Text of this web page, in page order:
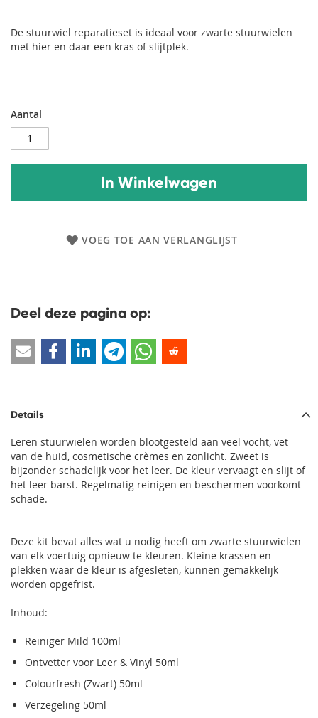
De stuurwiel reparatieset is ideaal voor zwarte stuurwielen
met hier en daar een kras of slijtplek.
Aantal
In Winkelwagen
VOEG TOE AAN VERLANGLIJST
Deel deze pagina op:
Details
Leren stuurwielen worden blootgesteld aan veel vocht, vet
van de huid, cosmetische crèmes en zonlicht. Zweet is
bijzonder schadelijk voor het leer. De kleur vervaagt en slijt of
het leer barst. Regelmatig reinigen en beschermen voorkomt
schade.
Deze kit bevat alles wat u nodig heeft om zwarte stuurwielen
van elk voertuig opnieuw te kleuren. Kleine krassen en
plekken waar de kleur is afgesleten, kunnen gemakkelijk
worden opgefrist.
Inhoud:
Reiniger Mild 100ml
Ontvetter voor Leer & Vinyl 50ml
Colourfresh (Zwart) 50ml
Verzegeling 50ml